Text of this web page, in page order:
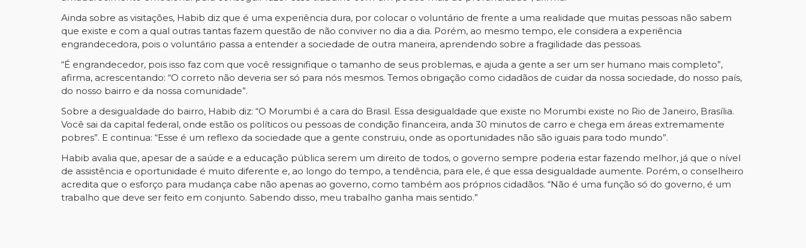
Ainda sobre as visitações, Habib diz que é uma experiência dura, por colocar o voluntário de frente a uma realidade que muitas pessoas não sabem
que existe e com a qual outras tantas fazem questão de não conviver no dia a dia. Porém, ao mesmo tempo, ele considera a experiência
engrandecedora, pois o voluntário passa a entender a sociedade de outra maneira, aprendendo sobre a fragilidade das pessoas.
“É engrandecedor, pois isso faz com que você ressignifique o tamanho de seus problemas, e ajuda a gente a ser um ser humano mais completo”,
afirma, acrescentando: “O correto não deveria ser só para nós mesmos. Temos obrigação como cidadãos de cuidar da nossa sociedade, do nosso país,
do nosso bairro e da nossa comunidade”.
Sobre a desigualdade do bairro, Habib diz: “O Morumbi é a cara do Brasil. Essa desigualdade que existe no Morumbi existe no Rio de Janeiro, Brasília.
Você sai da capital federal, onde estão os políticos ou pessoas de condição financeira, anda 30 minutos de carro e chega em áreas extremamente
pobres”. E continua: “Esse é um reflexo da sociedade que a gente construiu, onde as oportunidades não são iguais para todo mundo”.
Habib avalia que, apesar de a saúde e a educação pública serem um direito de todos, o governo sempre poderia estar fazendo melhor, já que o nível
de assistência e oportunidade é muito diferente e, ao longo do tempo, a tendência, para ele, é que essa desigualdade aumente. Porém, o conselheiro
acredita que o esforço para mudança cabe não apenas ao governo, como também aos próprios cidadãos. “Não é uma função só do governo, é um
trabalho que deve ser feito em conjunto. Sabendo disso, meu trabalho ganha mais sentido.”